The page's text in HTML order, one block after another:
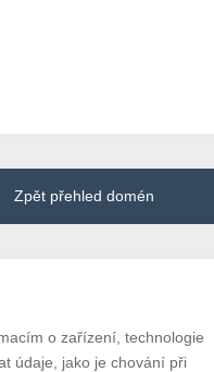
Zpět přehled domén
o zařízení, technologie
údaje, jako je chování při